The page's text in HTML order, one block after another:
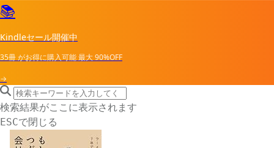
📚
Kindleセール開催中
35冊がお得に購入可能最大90%OFF
→
search icon
サイト内検索
検索結果がここに表示されます
ESCで閉じる